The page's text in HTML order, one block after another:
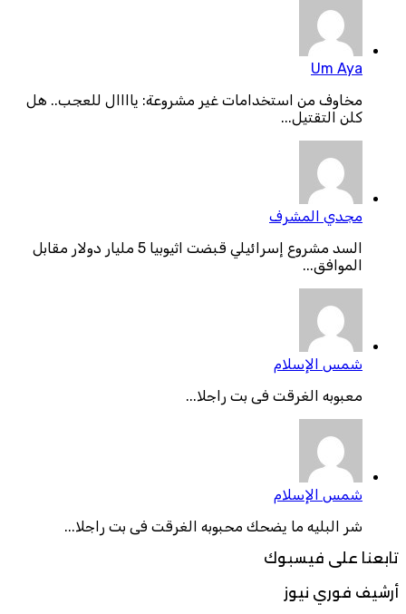
Um Aya
مخاوف من استخدامات غير مشروعة: ياااال للعجب.. هل
كلن التقتيل...
مجدي المشرف
السد مشروع إسرائيلي قبضت اثيوبيا 5 مليار دولار مقابل
الموافق...
شمس الإسلام
معبوبه الغرقت فى بت راجلا...
شمس الإسلام
شر البليه ما يضحك محبوبه الغرقت فى بت راجلا...
تابعنا على فيسبوك
أرشيف فوري نيوز